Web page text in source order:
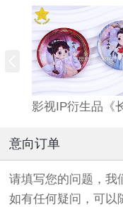
意向订单
请填写您的问题，我
如有任何疑问，可以